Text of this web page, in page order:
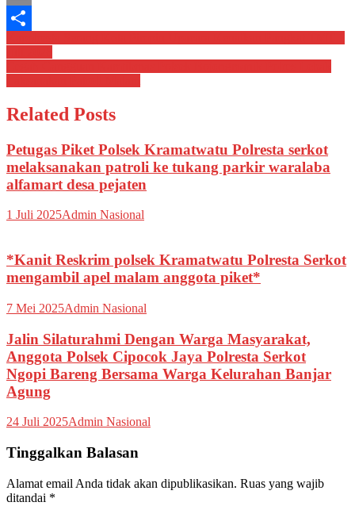
Email
Share
Navigasi
pos
Related Posts
Petugas Piket Polsek Kramatwatu Polresta serkot
melaksanakan patroli ke tukang parkir waralaba
alfamart desa pejaten
1 Juli 2025Admin Nasional
*Kanit Reskrim polsek Kramatwatu Polresta Serkot
mengambil apel malam anggota piket*
7 Mei 2025Admin Nasional
Jalin Silaturahmi Dengan Warga Masyarakat,
Anggota Polsek Cipocok Jaya Polresta Serkot
Ngopi Bareng Bersama Warga Kelurahan Banjar
Agung
24 Juli 2025Admin Nasional
Tinggalkan Balasan
Alamat email Anda tidak akan dipublikasikan. Ruas yang wajib
ditandai *